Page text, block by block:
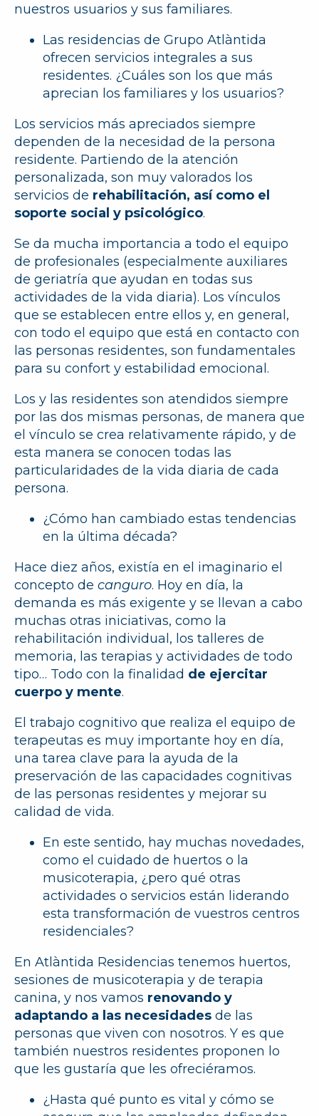
nuestros usuarios y sus familiares.
Las residencias de Grupo Atlàntida
ofrecen servicios integrales a sus
residentes. ¿Cuáles son los que más
aprecian los familiares y los usuarios?
Los servicios más apreciados siempre
dependen de la necesidad de la persona
residente. Partiendo de la atención
personalizada, son muy valorados los
servicios de rehabilitación, así como el
soporte social y psicológico.
Se da mucha importancia a todo el equipo
de profesionales (especialmente auxiliares
de geriatría que ayudan en todas sus
actividades de la vida diaria). Los vínculos
que se establecen entre ellos y, en general,
con todo el equipo que está en contacto con
las personas residentes, son fundamentales
para su confort y estabilidad emocional.
Los y las residentes son atendidos siempre
por las dos mismas personas, de manera que
el vínculo se crea relativamente rápido, y de
esta manera se conocen todas las
particularidades de la vida diaria de cada
persona.
¿Cómo han cambiado estas tendencias
en la última década?
Hace diez años, existía en el imaginario el
concepto de canguro. Hoy en día, la
demanda es más exigente y se llevan a cabo
muchas otras iniciativas, como la
rehabilitación individual, los talleres de
memoria, las terapias y actividades de todo
tipo… Todo con la finalidad de ejercitar
cuerpo y mente.
El trabajo cognitivo que realiza el equipo de
terapeutas es muy importante hoy en día,
una tarea clave para la ayuda de la
preservación de las capacidades cognitivas
de las personas residentes y mejorar su
calidad de vida.
En este sentido, hay muchas novedades,
como el cuidado de huertos o la
musicoterapia, ¿pero qué otras
actividades o servicios están liderando
esta transformación de vuestros centros
residenciales?
En Atlàntida Residencias tenemos huertos,
sesiones de musicoterapia y de terapia
canina, y nos vamos renovando y
adaptando a las necesidades de las
personas que viven con nosotros. Y es que
también nuestros residentes proponen lo
que les gustaría que les ofreciéramos.
¿Hasta qué punto es vital y cómo se